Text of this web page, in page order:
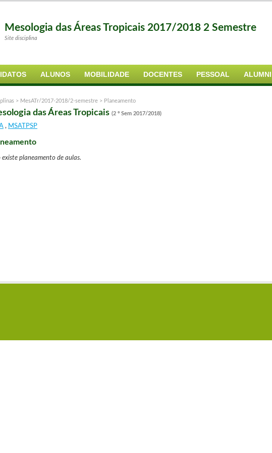
Mesologia das Áreas Tropicais 2017/2018 2 Semestre
Site disciplina
ALUNOS MOBILIDADE DOCENTES PESSOAL ALUMNI
> MesATr/2017-2018/2-semestre > Planeamento
das Áreas Tropicais (2 º Sem 2017/2018)
, MSATPSP
existe planeamento de aulas.